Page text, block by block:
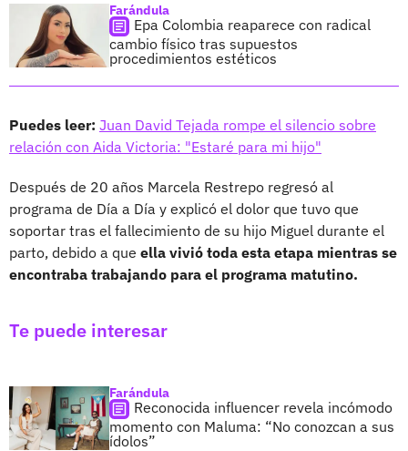
Farándula
Epa Colombia reaparece con radical
cambio físico tras supuestos
procedimientos estéticos
Puedes leer: Juan David Tejada rompe el silencio sobre
relación con Aida Victoria: "Estaré para mi hijo"
Después de 20 años Marcela Restrepo regresó al
programa de Día a Día y explicó el dolor que tuvo que
soportar tras el fallecimiento de su hijo Miguel durante el
parto, debido a que ella vivió toda esta etapa mientras se
encontraba trabajando para el programa matutino.
Te puede interesar
Farándula
Reconocida influencer revela incómodo
momento con Maluma: “No conozcan a sus
ídolos”